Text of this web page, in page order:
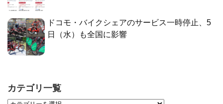
ドコモ・バイクシェアのサービス一時停止、5
日（水）も全国に影響
カテゴリ一覧